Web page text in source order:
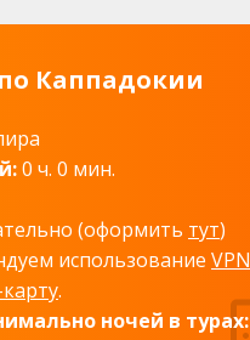
Каппадокии
0 ч. 0 мин.
(оформить тут)
использование VPN
.
ночей в турах: